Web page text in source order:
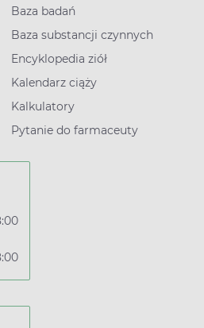
Baza badań
Baza substancji czynnych
Encyklopedia ziół
Kalendarz ciąży
Kalkulatory
Pytanie do farmaceuty